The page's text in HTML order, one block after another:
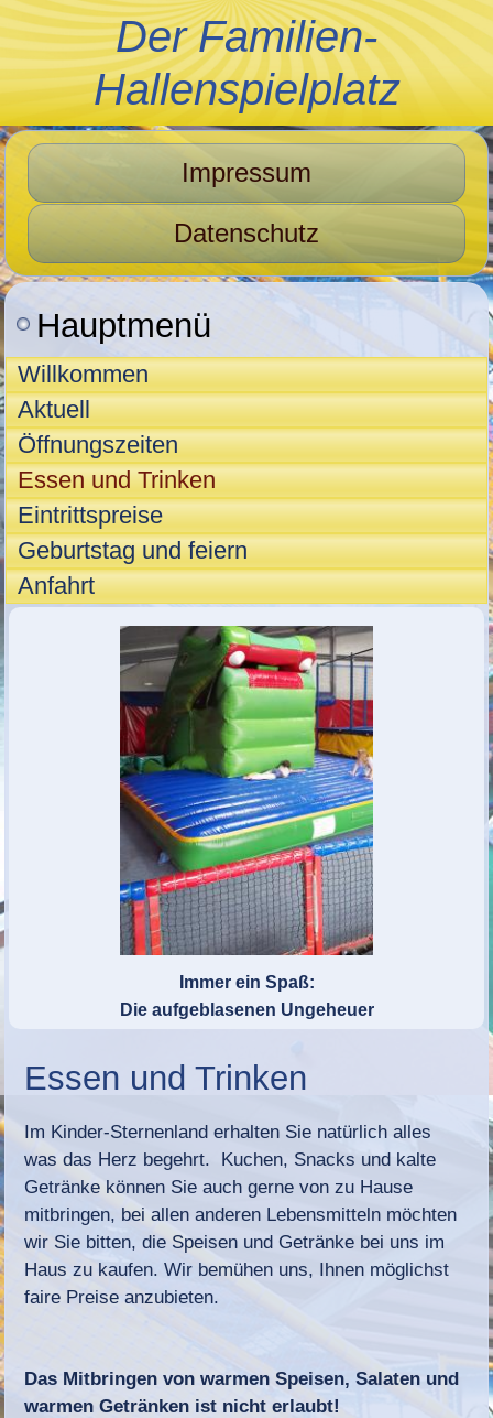
Der Familien-
Hallenspielplatz
Impressum
Datenschutz
Hauptmenü
Willkommen
Aktuell
Öffnungszeiten
Essen und Trinken
Eintrittspreise
Geburtstag und feiern
Anfahrt
Immer ein Spaß:
Die aufgeblasenen Ungeheuer
Essen und Trinken
Im Kinder-Sternenland erhalten Sie natürlich alles
was das Herz begehrt. Kuchen, Snacks und kalte
Getränke können Sie auch gerne von zu Hause
mitbringen, bei allen anderen Lebensmitteln möchten
wir Sie bitten, die Speisen und Getränke bei uns im
Haus zu kaufen. Wir bemühen uns, Ihnen möglichst
faire Preise anzubieten.
Das Mitbringen von warmen Speisen, Salaten und
warmen Getränken ist nicht erlaubt!